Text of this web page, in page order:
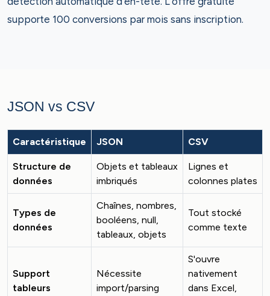
supporte 100 conversions par mois sans inscription.
JSON vs CSV
Caractéristique JSON CSV
Structure de
données
Objets et tableaux
imbriqués
Lignes et
colonnes plates
Types de
données
Chaînes, nombres,
booléens, null,
tableaux, objets
Tout stocké
comme texte
Support
tableurs
Nécessite
import/parsing
S'ouvre
nativement
dans Excel,